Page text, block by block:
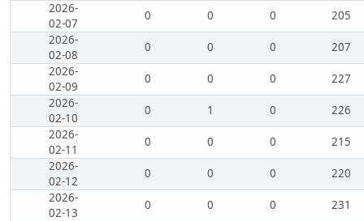
2026-
02-07
0 0 0
205
2026-
02-08
0 0 0
207
2026-
02-09
0 0 0
227
2026-
02-10
0 1 0
226
2026-
02-11
0 0 0
215
2026-
02-12
0 0 0
220
2026-
02-13
0 0 0
231